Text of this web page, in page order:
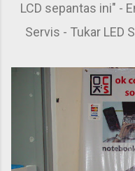
LCD sepantas ini" -
Servis - Tukar LED